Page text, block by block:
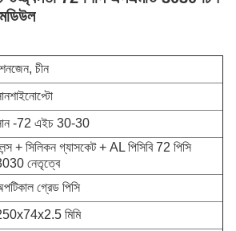
চীন
-72 এইচ 30-30
+ সিলিকন গ্যাসকেট + AL পিসিবি 72 পিসি
নেতৃত্বে
গ্রেড পিসি
মিমি